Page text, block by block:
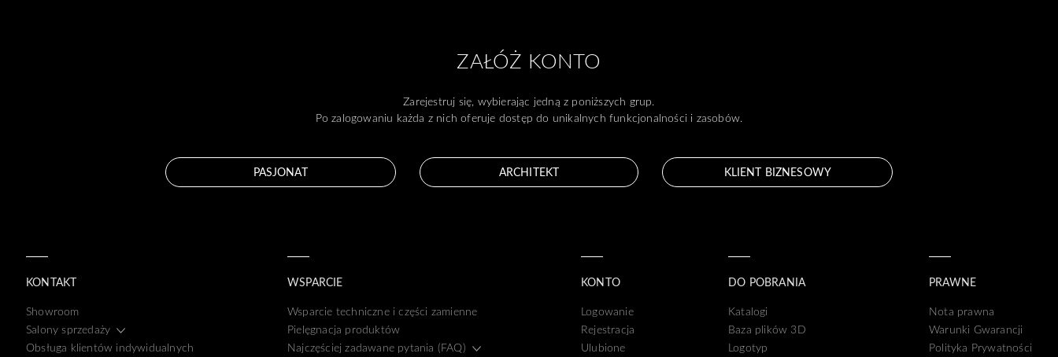
ZAŁÓŻ KONTO
Zarejestruj się, wybierając jedną z poniższych grup.
Po zalogowaniu każda z nich oferuje dostęp do unikalnych funkcjonalności i zasobów.
PASJONAT ARCHITEKT KLIENT BIZNESOWY
KONTAKT
Showroom
Salony sprzedaży
Obsługa klientów indywidualnych
WSPARCIE
Wsparcie techniczne i części zamienne
Pielęgnacja produktów
Najczęściej zadawane pytania (FAQ)
KONTO
Logowanie
Rejestracja
Ulubione
DO POBRANIA
Katalogi
Baza plików 3D
Logotyp
PRAWNE
Nota prawna
Warunki Gwarancji
Polityka Prywatności